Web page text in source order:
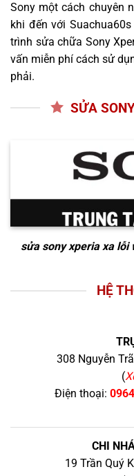
Sony một cách chuyên
khi đến với
trình sửa chữa Sony
vấn miễn phí cách sử
phải.
SỬA
sửa sony xperia xa lỗi
HỆ
308 Nguyễn
(
Điện thoại:
CHI
19 Trần Quý